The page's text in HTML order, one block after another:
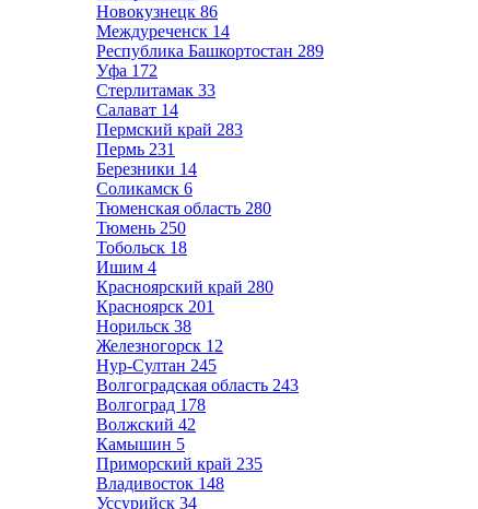
Новокузнецк 86
Междуреченск 14
Республика Башкортостан 289
Уфа 172
Стерлитамак 33
Салават 14
Пермский край 283
Пермь 231
Березники 14
Соликамск 6
Тюменская область 280
Тюмень 250
Тобольск 18
Ишим 4
Красноярский край 280
Красноярск 201
Норильск 38
Железногорск 12
Нур-Султан 245
Волгоградская область 243
Волгоград 178
Волжский 42
Камышин 5
Приморский край 235
Владивосток 148
Уссурийск 34